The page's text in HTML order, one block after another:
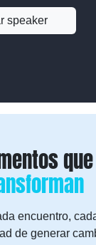
speaker
que
encuentro,
de generar